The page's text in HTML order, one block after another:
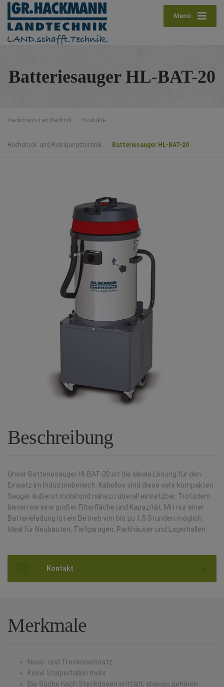
Menü
Batteriesauger HL-BAT-20
Hackmann Landtechnik Produkte
Hochdruck- und Reinigungstechnik Batteriesauger HL-BAT-20
Beschreibung
Unser Batteriesauger Hl-BAT-20 ist die ideale Lösung für den
Einsatz im Industriebereich. Kabellos sind diese sehr kompakten
Sauger äußerst mobil und nahezu überall einsetzbar. Trotzdem
bieten sie eine großer Filterfläche und Kapazität. Mit nur einer
Batterieladung ist ein Betrieb von bis zu 1,5 Stunden möglich.
Ideal für Neubauten, Tiefgaragen, Parkhäuser und Lagerhallen.
Kontakt
Merkmale
Nass- und Trockeneinsatz
Keine Stolperfallen mehr
Die Suche nach Steckdosen entfällt, ebenso gehören